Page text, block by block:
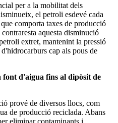
per a la mobilitat dels
el petroli esdevé cada
comporta taxes de producció
aquesta disminució
extret, mantenint la pressió
cap als pous de
font d'aigua fins al dipòsit de
prové de diversos llocs, com
de producció reciclada. Abans
eliminar contaminants i